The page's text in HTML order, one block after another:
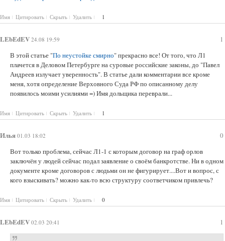
Имя Цитировать Скрыть Удалить 1
1
LEbEdEV 24.08 19:59
В этой статье "По неустойке смирно" прекрасно все! От того, что Л1
плачется в Деловом Петербурге на суровые российские законы, до "Павел
Андреев излучает уверенность". В статье дали комментарии все кроме
меня, хотя определение Верховного Суда РФ по описанному делу
появилось моими усилиями =) Имя дольщика переврали...
Имя Цитировать Скрыть Удалить 1
0
Илья 01.03 18:02
Вот только проблема, сейчас Л1-1 с которым договор на граф орлов
заключён у людей сейчас подал заявление о своём банкротстве. Ни в одном
документе кроме договоров с людьми он не фигурирует....Вот и вопрос, с
кого взыскивать? можно как-то всю структуру соответчиком привлечь?
Имя Цитировать Скрыть Удалить 0
1
LEbEdEV 02.03 20:41